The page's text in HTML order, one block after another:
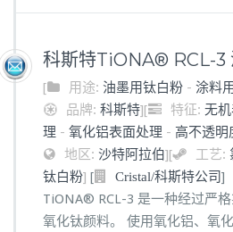
科斯特TiONA® RCL-3
[ 用途: 油墨用钛白粉 - 涂料
品牌: 科斯特][ 特征: 无
理 - 氧化铝表面处理 - 高不透
地区: 沙特阿拉伯][ 工艺:
钛白粉] [ Cristal/科斯特公司 ]
TiONA® RCL-3 是一种经过严
氧化钛颜料。 使用氧化铝、氧